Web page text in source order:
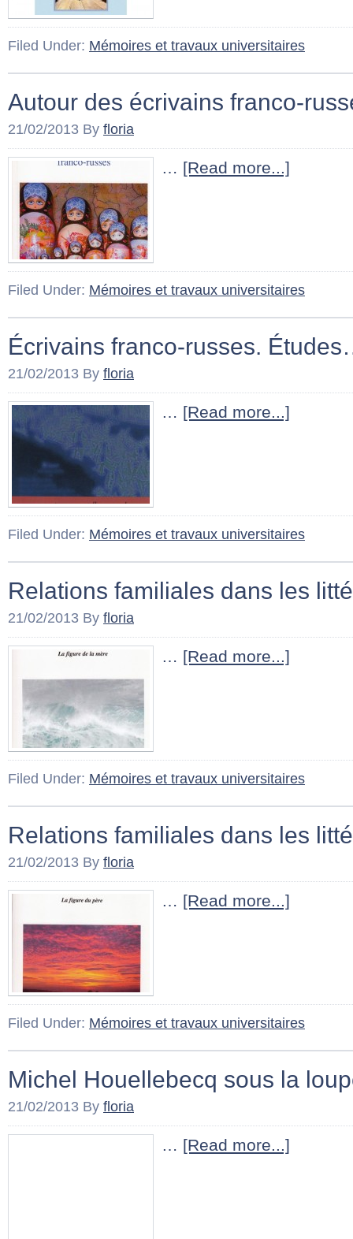
Filed Under: Mémoires et travaux universitaires
Autour des écrivains franco-
21/02/2013 By floria
… [Read more...]
Filed Under: Mémoires et travaux universitaires
Écrivains franco-russes.
21/02/2013 By floria
… [Read more...]
Filed Under: Mémoires et travaux universitaires
Relations familiales dans les
21/02/2013 By floria
… [Read more...]
Filed Under: Mémoires et travaux universitaires
Relations familiales dans les
21/02/2013 By floria
… [Read more...]
Filed Under: Mémoires et travaux universitaires
Michel Houellebecq sous la
21/02/2013 By floria
… [Read more...]